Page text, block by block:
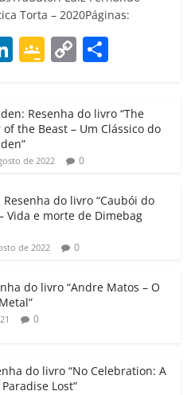
Torta – 2020Páginas:
Li
e
dI
G
gl
e
Cl
a
ss
ro
o
C
p
y
Li
k
m
p
h
ar
Resenha do livro “The
the Beast – Um Clássico do
de 2022 0
Resenha do livro “Caubói do
Vida e morte de Dimebag
de 2022 0
do livro “Andre Matos – O
0
do livro “No Celebration: A
Lost”